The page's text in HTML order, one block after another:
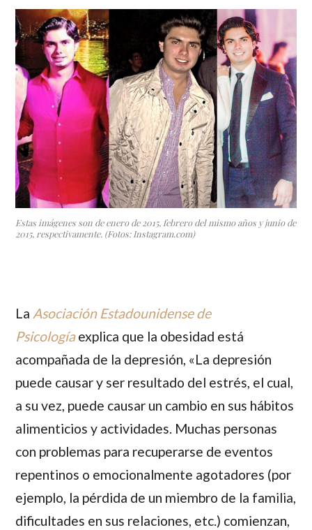
Estas imágenes son de enero de 2015, febrero del mismo años y junio de
2015, respectivamente. (Fotos: Instagram.com)
La Asociación Estadounidense de
Psicologíaexplica que la obesidad está
acompañada de la depresión, «La depresión
puede causar y ser resultado del estrés, el cual,
a su vez, puede causar un cambio en sus hábitos
alimenticios y actividades. Muchas personas
con problemas para recuperarse de eventos
repentinos o emocionalmente agotadores (por
ejemplo, la pérdida de un miembro de la familia,
dificultades en sus relaciones, etc.) comienzan,